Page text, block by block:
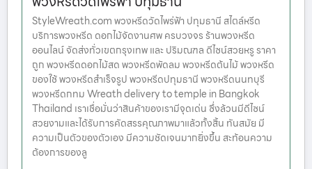
StyleWreath.com พวงหรีดวัดไพร่ฟ้า ปทุมธานี สไตล์หรีด
บริการพวงหรีด ดอกไม้จัดงานศพ ครบวงจร ร้านพวงหรีด
ออนไลน์ จัดส่งทั่วเขตกรุงเทพ และ ปริมณฑล ดีไซน์สวยหรู ราคา
ถูก พวงหรีดดอกไม้สด พวงหรีดพัดลม พวงหรีดต้นไม้ พวงหรีด
ของใช้ พวงหรีดสำเร็จรูป พวงหรีดปทุมธานี พวงหรีดนนทบุรี
พวงหรีดกทม Wreath delivery to temple in Bangkok
Thailand เราเชื่อมั่นว่าสินค้าของเรามีจุดเด่น ซึ่งล้วนมีดีไซน์
สวยงามและได้รับการคัดสรรคุณภาพมาแล้วทั้งสิ้น ทันสมัย มี
ความเป็นตัวของตัวเอง มีความชัดเจนมากยิ่งขึ้น สะท้อนความ
ต้องการของลู